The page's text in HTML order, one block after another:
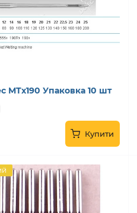
MTx190 Упаковка 10 шт
Купити